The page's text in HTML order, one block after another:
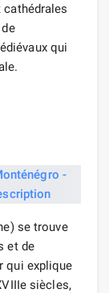
cathédrales
qui
se trouve
et de
qui explique
siècles,